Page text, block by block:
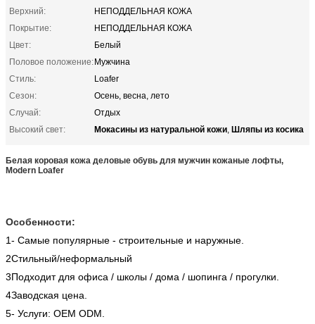
Верхний:
НЕПОДДЕЛЬНАЯ КОЖА
Покрытие:
НЕПОДДЕЛЬНАЯ КОЖА
Цвет:
Белый
Половое положение:Мужчина
Стиль:
Loafer
Сезон:
Осень, весна, лето
Случай:
Отдых
Высокий свет:
Мокасины из натуральной кожи, Шляпы из косика
Белая коровая кожа деловые обувь для мужчин кожаные лофты,
Modern Loafer
Особенности:
1- Самые популярные - строительные и наружные.
2Стильный/неформальный
3Подходит для офиса / школы / дома / шопинга / прогулки.
4Заводская цена.
5- Услуги: OEM ODM.